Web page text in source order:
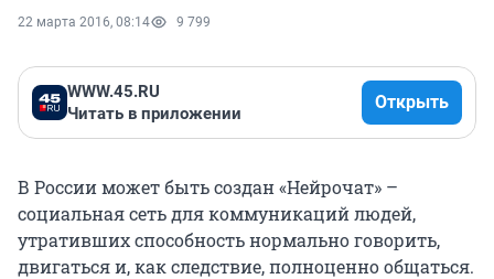
22 марта 2016, 08:14 9 799
WWW.45.RU
Читать в приложении
Открыть
В России может быть создан «Нейрочат» –
социальная сеть для коммуникаций людей,
утративших способность нормально говорить,
двигаться и, как следствие, полноценно общаться.